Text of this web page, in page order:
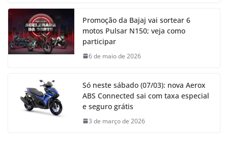
Promoção da Bajaj vai sortear 6
motos Pulsar N150; veja como
participar
6 de maio de 2026
Só neste sábado (07/03): nova Aerox
ABS Connected sai com taxa especial
e seguro grátis
3 de março de 2026